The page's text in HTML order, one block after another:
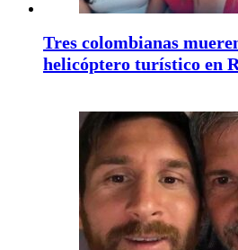
Tres colombianas
helicóptero turístico en